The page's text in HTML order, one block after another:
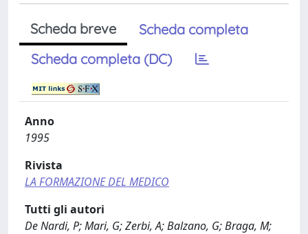
Scheda breve
Scheda completa
Scheda completa (DC)
Anno
1995
Rivista
LA FORMAZIONE DEL MEDICO
Tutti gli autori
De Nardi, P; Mari, G; Zerbi, A; Balzano, G; Braga, M;